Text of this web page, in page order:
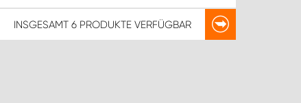
INSGESAMT 6 PRODUKTE VERFÜGBAR